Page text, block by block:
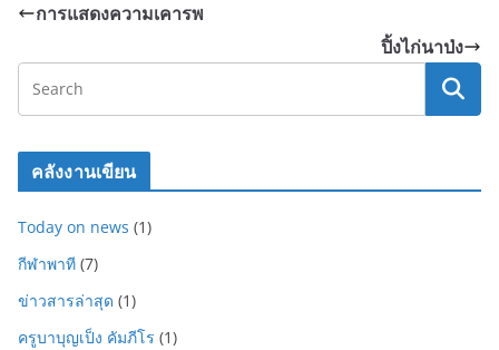
การแสดงความเคารพ
ปิ้งไก่นาป่ง
คลังงานเขียน
Today on news (1)
กีฬาพาที (7)
ข่าวสารล่าสุด (1)
ครูบาบุญเป็ง คัมภีโร (1)